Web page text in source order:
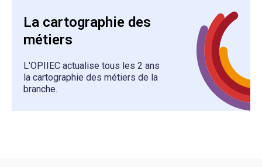
La cartographie des
métiers
L'OPIIEC actualise tous les 2 ans
la cartographie des métiers de la
branche.